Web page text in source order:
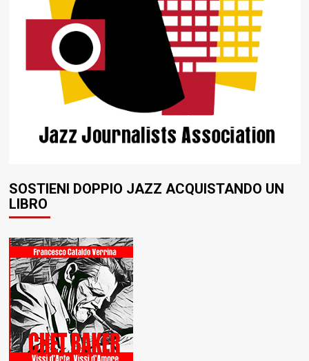
SOSTIENI DOPPIO JAZZ ACQUISTANDO UN
LIBRO